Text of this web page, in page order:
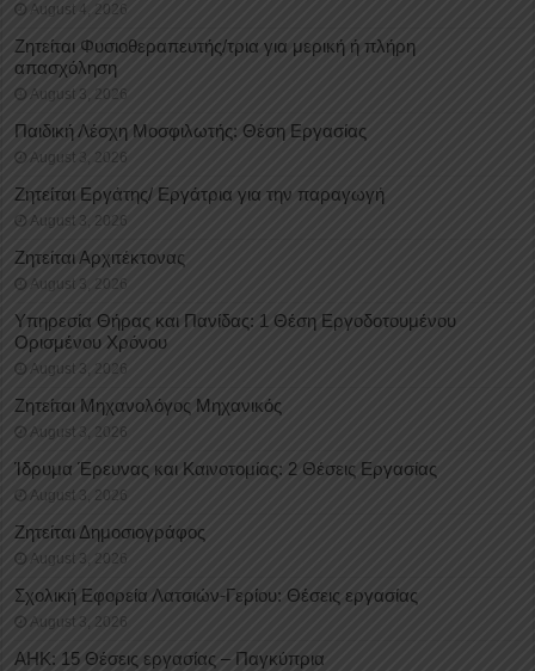
August 4, 2026
Ζητείται Φυσιοθεραπευτής/τρια για μερική ή πλήρη
απασχόληση
August 3, 2026
Παιδική Λέσχη Μοσφιλωτής: Θέση Εργασίας
August 3, 2026
Ζητείται Εργάτης/ Εργάτρια για την παραγωγή
August 3, 2026
Ζητείται Αρχιτέκτονας
August 3, 2026
Υπηρεσία Θήρας και Πανίδας: 1 Θέση Eργοδοτουμένου
Oρισμένου Xρόνου
August 3, 2026
Ζητείται Μηχανολόγος Μηχανικός
August 3, 2026
Ίδρυμα Έρευνας και Καινοτομίας: 2 Θέσεις Εργασίας
August 3, 2026
Ζητείται Δημοσιογράφος
August 3, 2026
Σχολική Εφορεία Λατσιών-Γερίου: Θέσεις εργασίας
August 3, 2026
ΑΗΚ: 15 Θέσεις εργασίας – Παγκύπρια